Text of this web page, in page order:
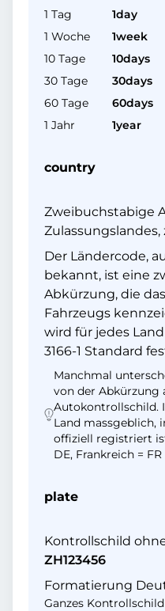
1 Tag
1day
1 Woche
1week
10 Tage
10days
30 Tage
30days
60 Tage
60days
1 Jahr
1year
country
Zweibuchstabige
Zulassungslandes,
Der Ländercode,
bekannt, ist eine
Abkürzung, die
Fahrzeugs
wird für jedes
3166-1 Standard
Manchmal
von der Abkürzung
Autokontrollschild.
Land massgeblich,
offiziell registriert
DE, Frankreich = FR
plate
Kontrollschild
ZH123456
Formatierung
Ganzes